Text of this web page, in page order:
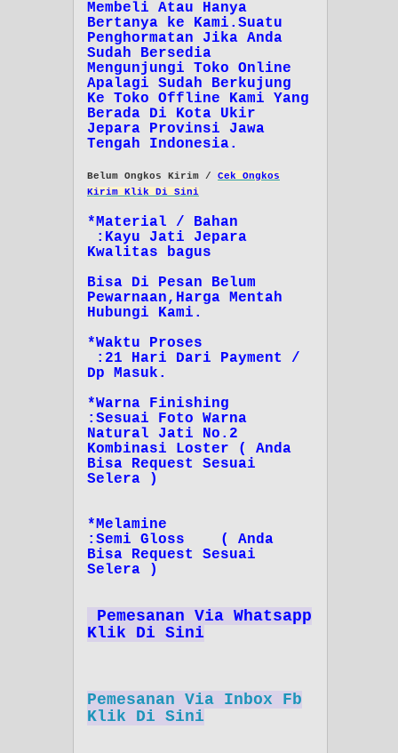
Membeli Atau Hanya
Bertanya ke Kami.Suatu
Penghormatan Jika Anda
Sudah Bersedia
Mengunjungi Toko Online
Apalagi Sudah Berkujung
Ke Toko Offline Kami Yang
Berada Di Kota Ukir
Jepara Provinsi Jawa
Tengah Indonesia.
Belum Ongkos Kirim / Cek Ongkos
Kirim Klik Di Sini
*Material / Bahan
:Kayu Jati Jepara
Kwalitas bagus
Bisa Di Pesan Belum
Pewarnaan,Harga Mentah
Hubungi Kami.
*Waktu Proses
:21 Hari Dari Payment /
Dp Masuk.
*Warna Finishing
:Sesuai Foto Warna
Natural Jati No.2
Kombinasi Loster ( Anda
Bisa Request Sesuai
Selera )
*Melamine
:Semi Gloss ( Anda
Bisa Request Sesuai
Selera )
Pemesanan Via Whatsapp
Klik Di Sini
Pemesanan Via Inbox Fb
Klik Di Sini